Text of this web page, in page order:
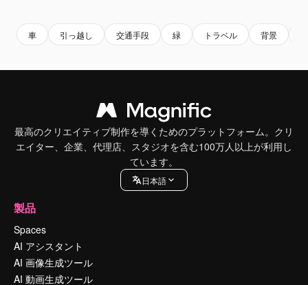
車 引っ越し 交通手段 緑 トラベル 背景
最高のクリエイティブ制作を導くためのプラットフォーム。クリ
エイター、企業、代理店、スタジオを含む100万人以上が利用し
ています。
日本語
製品
Spaces
AI アシスタント
AI 画像生成ツール
AI 動画生成ツール